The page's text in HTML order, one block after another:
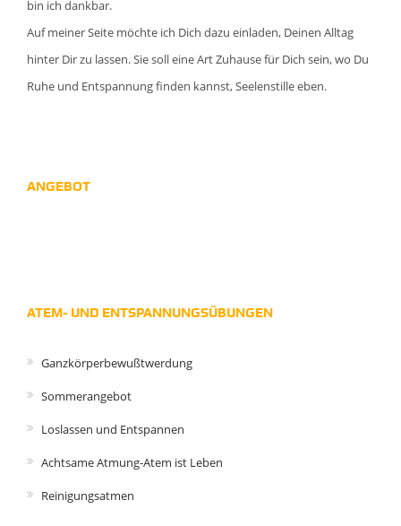
bin ich dankbar.
Auf meiner Seite möchte ich Dich dazu einladen, Deinen Alltag
hinter Dir zu lassen. Sie soll eine Art Zuhause für Dich sein, wo Du
Ruhe und Entspannung finden kannst, Seelenstille eben.
ANGEBOT
ATEM- UND ENTSPANNUNGSÜBUNGEN
Ganzkörperbewußtwerdung
Sommerangebot
Loslassen und Entspannen
Achtsame Atmung-Atem ist Leben
Reinigungsatmen